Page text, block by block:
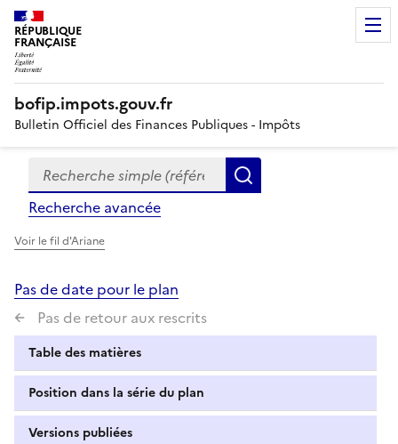
RÉPUBLIQUE
FRANÇAISE
bofip.impots.gouv.fr
Bulletin Officiel des Finances Publiques - Impôts
Formulaire
de
recherche
Recherche simple (références, mots clés, partie du
Recherche avancée
Voir le fil d'Ariane
Pas de date pour le plan
Pas de retour aux rescrits
Table des matières
Position dans la série du plan
Versions publiées